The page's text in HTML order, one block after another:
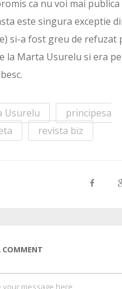
ca nu voi mai
este singura exceptie
si-a fost greu de refuzat
la Marta Usurelu si era
Usurelu
principesa
revista biz
COMMENT